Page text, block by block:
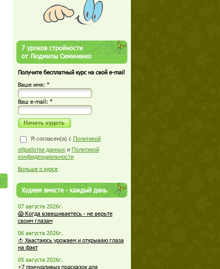
7 уроков стройности
от Людмилы Симиненко
Получите бесплатный курс на свой e-mail
Ваше имя: *
Ваш е-mail: *
Я согласен(а) с Политикой
обработки данных и Политикой
конфиденциальности
Больше о курсе
Худеем вместе - каждый день
07 августа 2026г.
😱 Когда взвешиваетесь - не верьте
своим глазам
06 августа 2026г.
🍅 Хвастаюсь урожаем и открываю глаза
на факт
05 августа 2026г.
⚡7 причудливых подсказок для